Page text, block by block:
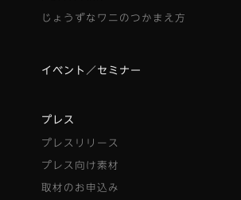
じょうずなワニのつかまえ方
イベント／セミナー
プレス
プレスリリース
プレス向け素材
取材のお申込み